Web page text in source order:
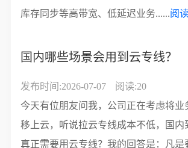
库存同步等高带宽、低延迟业务......阅
国内哪些场景会用到云专线？
发布时间:2026-07-07
阅读:20
今天有位朋友问我，公司正在考虑将业
移上云，听说拉云专线成本不低，国内
真正需要用云专线？我的回答是：凡是